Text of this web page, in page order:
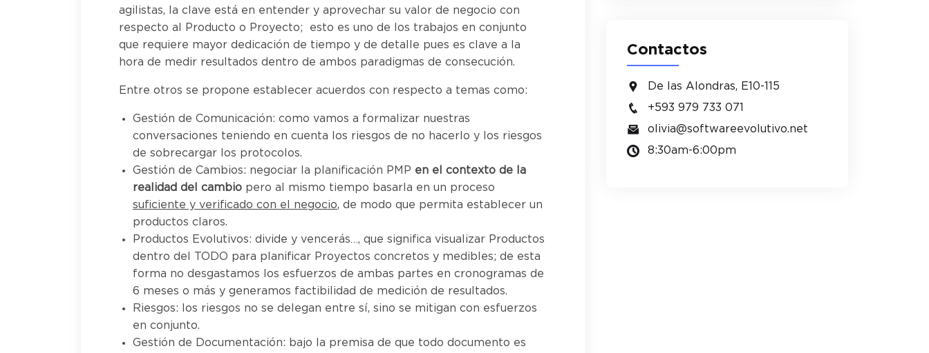
agilistas, la clave está en entender y aprovechar su valor de negocio con
respecto al Producto o Proyecto; esto es uno de los trabajos en conjunto
que requiere mayor dedicación de tiempo y de detalle pues es clave a la
hora de medir resultados dentro de ambos paradigmas de consecución.
Entre otros se propone establecer acuerdos con respecto a temas como:
Gestión de Comunicación: como vamos a formalizar nuestras
conversaciones teniendo en cuenta los riesgos de no hacerlo y los riesgos
de sobrecargar los protocolos.
Gestión de Cambios: negociar la planificación PMP en el contexto de la
realidad del cambio pero al mismo tiempo basarla en un proceso
suficiente y verificado con el negocio, de modo que permita establecer un
productos claros.
Productos Evolutivos: divide y vencerás…, que significa visualizar Productos
dentro del TODO para planificar Proyectos concretos y medibles; de esta
forma no desgastamos los esfuerzos de ambas partes en cronogramas de
6 meses o más y generamos factibilidad de medición de resultados.
Riesgos: los riesgos no se delegan entre sí, sino se mitigan con esfuerzos
en conjunto.
Gestión de Documentación: bajo la premisa de que todo documento es
Contactos
De las Alondras, E10-115
+593 979 733 071
olivia@softwareevolutivo.net
8:30am-6:00pm